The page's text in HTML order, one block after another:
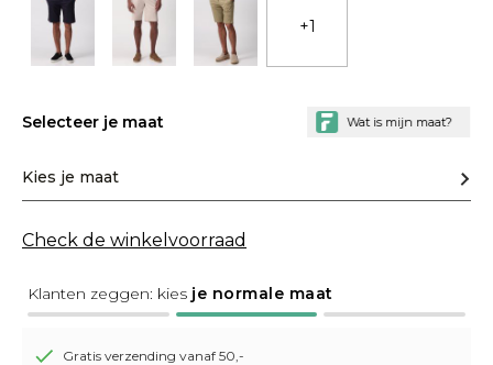
+1
Selecteer je maat
Kies je maat
Check de winkelvoorraad
Klanten zeggen: kies je normale maat
Gratis verzending vanaf 50,-